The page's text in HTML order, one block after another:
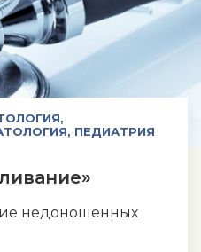
ПЕДИАТРИЯ
недоношенных